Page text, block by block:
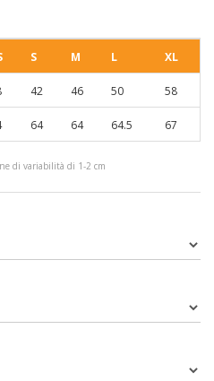
S M L XL
42 46 50 58
64 64 64.5 67
di variabilità di 1-2 cm